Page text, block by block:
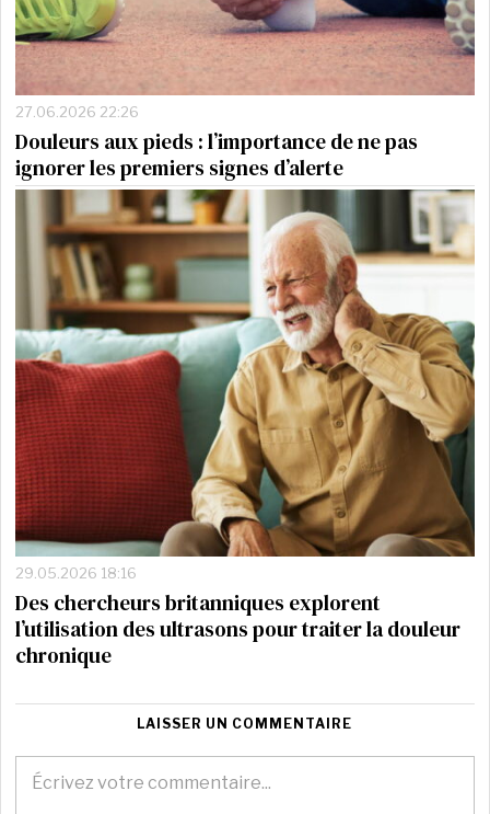
27.06.2026 22:26
Douleurs aux pieds : l’importance de ne pas
ignorer les premiers signes d’alerte
29.05.2026 18:16
Des chercheurs britanniques explorent
l’utilisation des ultrasons pour traiter la douleur
chronique
LAISSER UN COMMENTAIRE